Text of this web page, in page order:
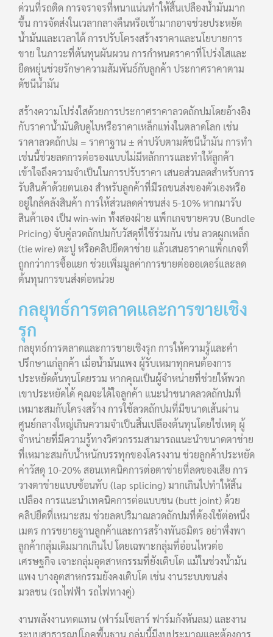
ด่วนที่รถติด การจราจรที่หนาแน่นทำให้สิ้นเปลืองน้ำมันมาก
ขึ้น การจัดส่งในเวลากลางคืนหรือเช้ามากอาจช่วยประหยัด
น้ำมันและเวลาได้ การปรับโครงสร้างราคาและนโยบายการ
ขาย ในภาวะที่ต้นทุนผันผวน การกำหนดราคาที่โปร่งใสและ
ยืดหยุ่นช่วยรักษาความสัมพันธ์กับลูกค้า ประกาศราคาตาม
ดัชนีน้ำมัน
สร้างความโปร่งใสด้วยการประกาศราคาลวดถักปมโดยอ้างอิง
กับราคาน้ำมันดิบดูไบหรือราคาเหล็กแท่งในตลาดโลก เช่น
ราคาลวดถักปม = ราคาฐาน ± ค่าปรับตามดัชนีน้ำมัน การทำ
เช่นนี้ช่วยลดการต่อรองแบบไม่มีหลักการและทำให้ลูกค้า
เข้าใจถึงความจำเป็นในการปรับราคา เสนอส่วนลดสำหรับการ
รับสินค้าด้วยตนเอง สำหรับลูกค้าที่มีรถขนส่งของตัวเองหรือ
อยู่ใกล้คลังสินค้า การให้ส่วนลดค่าขนส่ง 5-10% หากมารับ
สินค้าเอง เป็น win-win ทั้งสองฝ่าย แพ็กเกจขายควบ (Bundle
Pricing) จับคู่ลวดถักปมกับวัสดุที่ใช้ร่วมกัน เช่น ลวดผูกเหล็ก
(tie wire) ตะปู หรือคลิปยึดตาข่าย แล้วเสนอราคาแพ็กเกจที่
ถูกกว่าการซื้อแยก ช่วยเพิ่มมูลค่าการขายต่อออเดอร์และลด
ต้นทุนการขนส่งต่อหน่วย
กลยุทธ์การตลาดและการขายเชิง
รุก
กลยุทธ์การตลาดและการขายเชิงรุก การให้ความรู้และคำ
ปรึกษาแก่ลูกค้า เมื่อน้ำมันแพง ผู้รับเหมาทุกคนต้องการ
ประหยัดต้นทุนโดยรวม หากคุณเป็นผู้จำหน่ายที่ช่วยให้พวก
เขาประหยัดได้ คุณจะได้ใจลูกค้า แนะนำขนาดลวดถักปมที่
เหมาะสมกับโครงสร้าง การใช้ลวดถักปมที่มีขนาดเส้นผ่าน
ศูนย์กลางใหญ่เกินความจำเป็นสิ้นเปลืองต้นทุนโดยใช่เหตุ ผู้
จำหน่ายที่มีความรู้ทางวิศวกรรมสามารถแนะนำขนาดตาข่าย
ที่เหมาะสมกับน้ำหนักบรรทุกของโครงงาน ช่วยลูกค้าประหยัด
ค่าวัสดุ 10-20% สอนเทคนิคการต่อตาข่ายที่ลดของเสีย การ
วางตาข่ายแบบซ้อนทับ (lap splicing) มากเกินไปทำให้สิ้น
เปลือง การแนะนำเทคนิคการต่อแบบชน (butt joint) ด้วย
คลิปยึดที่เหมาะสม ช่วยลดปริมาณลวดถักปมที่ต้องใช้ต่อหนึ่ง
เมตร การขยายฐานลูกค้าและการสร้างพันธมิตร อย่าพึ่งพา
ลูกค้ากลุ่มเดิมมากเกินไป โดยเฉพาะกลุ่มที่อ่อนไหวต่อ
เศรษฐกิจ เจาะกลุ่มอุตสาหกรรมที่ยังเติบโต แม้ในช่วงน้ำมัน
แพง บางอุตสาหกรรมยังคงเติบโต เช่น งานระบบขนส่ง
มวลชน (รถไฟฟ้า รถไฟทางคู่)
งานพลังงานทดแทน (ฟาร์มโซลาร์ ฟาร์มกังหันลม) และงาน
ระบบสาธารณูปโภคพื้นฐาน กลุ่มนี้มีงบประมาณและต้องการ